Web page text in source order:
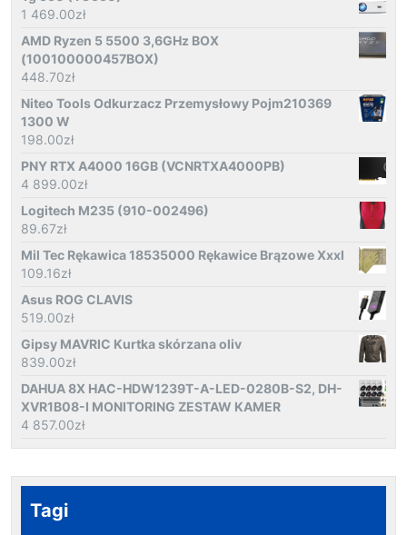
1 469.00zł
AMD Ryzen 5 5500 3,6GHz BOX
(100100000457BOX)
448.70zł
Niteo Tools Odkurzacz Przemysłowy Pojm210369
1300 W
198.00zł
PNY RTX A4000 16GB (VCNRTXA4000PB)
4 899.00zł
Logitech M235 (910-002496)
89.67zł
Mil Tec Rękawica 18535000 Rękawice Brązowe Xxxl
109.16zł
Asus ROG CLAVIS
519.00zł
Gipsy MAVRIC Kurtka skórzana oliv
839.00zł
DAHUA 8X HAC-HDW1239T-A-LED-0280B-S2, DH-
XVR1B08-I MONITORING ZESTAW KAMER
4 857.00zł
Tagi